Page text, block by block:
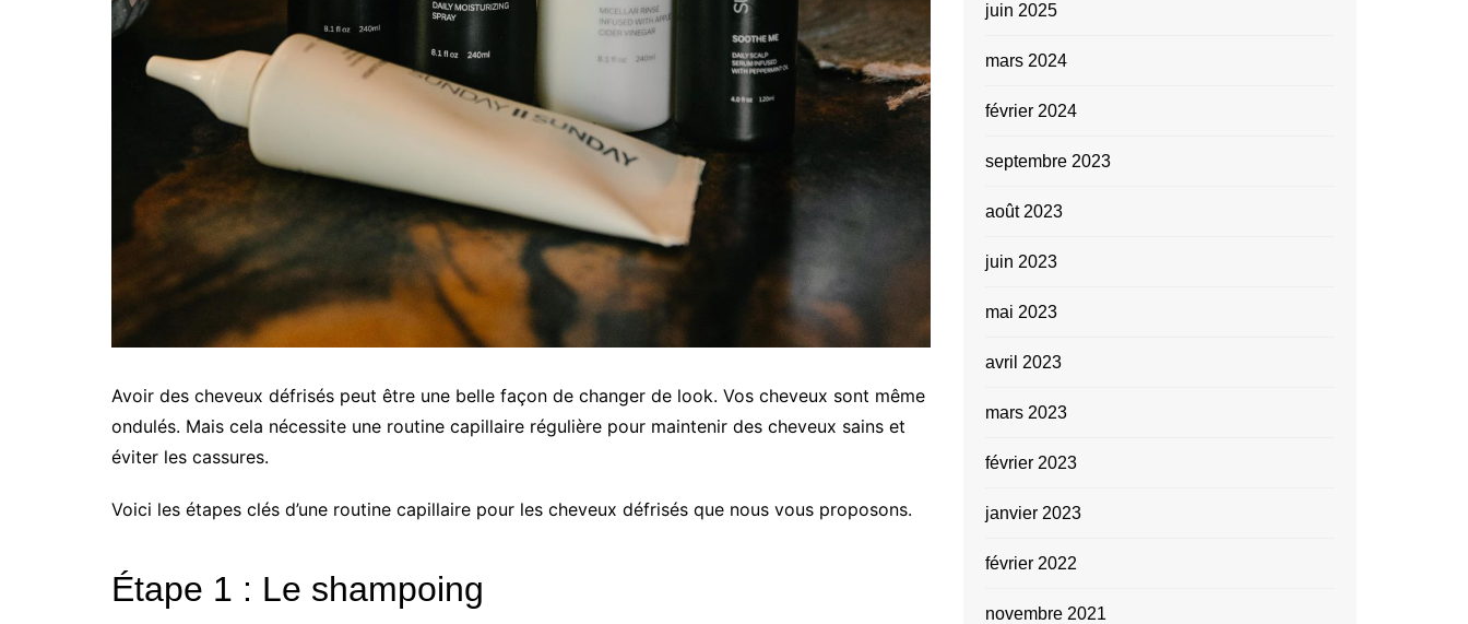
Avoir des cheveux défrisés peut être une belle façon de changer de look. Vos cheveux sont même
ondulés. Mais cela nécessite une routine capillaire régulière pour maintenir des cheveux sains et
éviter les cassures.
Voici les étapes clés d’une routine capillaire pour les cheveux défrisés que nous vous proposons.
Étape 1 : Le shampoing
juin 2025
mars 2024
février 2024
septembre 2023
août 2023
juin 2023
mai 2023
avril 2023
mars 2023
février 2023
janvier 2023
février 2022
novembre 2021